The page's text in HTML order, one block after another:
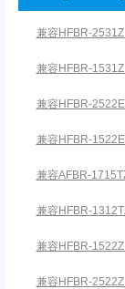
兼容HFBR-
兼容HFBR-
兼容HFBR-
兼容HFBR-
兼容AFBR-
兼容HFBR-
兼容HFBR-
兼容HFBR-